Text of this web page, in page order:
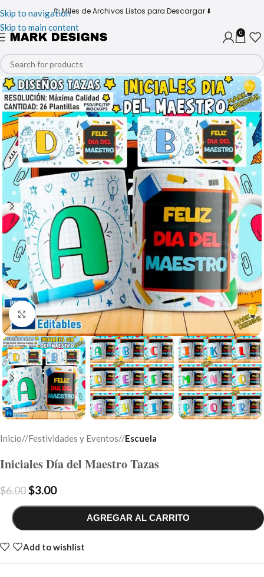
Skip to navigation
Skip to main content
📁 Miles de Archivos Listos para Descargar ⬇️
0
Click to enlarge
Inicio/ Festividades y Eventos/ Escuela
Iniciales Día del Maestro Tazas
$6.00$3.00
AGREGAR AL CARRITO
Add to wishlist